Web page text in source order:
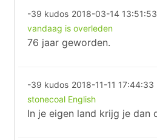
-39 kudos 2018-03-14 13:51:53
vandaag is overleden
76 jaar geworden.
-39 kudos 2018-11-11 17:44:33
stonecoal English
In je eigen land krijg je dan